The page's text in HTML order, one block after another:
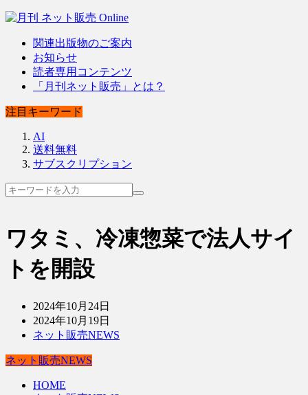
関連出版物のご案内
お知らせ
読者専用コンテンツ
「月刊ネット販売」とは？
注目キーワード
AI
送料無料
サブスクリプション
ワタミ、冷凍惣菜で法人サイ
トを開設
2024年10月24日
2024年10月19日
ネット販売NEWS
ネット販売NEWS
HOME